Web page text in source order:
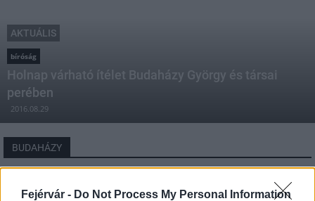
Fejérvár - Do Not Process My Personal Information
AKTUÁLIS
bíróság
Holnap várható ítélet Budaházy György és társai
perében
2016.08.29
BUDAHÁZY